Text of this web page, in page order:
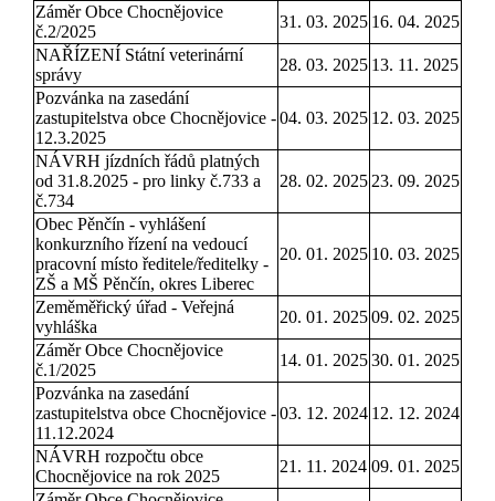
Záměr Obce Chocnějovice
č.2/2025
31. 03. 2025 16. 04. 2025
NAŘÍZENÍ Státní veterinární
správy
28. 03. 2025 13. 11. 2025
Pozvánka na zasedání
zastupitelstva obce Chocnějovice -
12.3.2025
04. 03. 2025 12. 03. 2025
NÁVRH jízdních řádů platných
od 31.8.2025 - pro linky č.733 a
č.734
28. 02. 2025 23. 09. 2025
Obec Pěnčín - vyhlášení
konkurzního řízení na vedoucí
pracovní místo ředitele/ředitelky -
ZŠ a MŠ Pěnčín, okres Liberec
20. 01. 2025 10. 03. 2025
Zeměměřický úřad - Veřejná
vyhláška
20. 01. 202509. 02. 2025
Záměr Obce Chocnějovice
č.1/2025
14. 01. 202530. 01. 2025
Pozvánka na zasedání
zastupitelstva obce Chocnějovice -
11.12.2024
03. 12. 2024 12. 12. 2024
NÁVRH rozpočtu obce
Chocnějovice na rok 2025
21. 11. 2024 09. 01. 2025